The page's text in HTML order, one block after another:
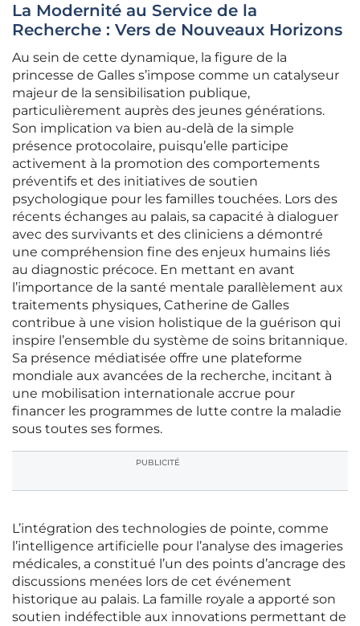
La Modernité au Service de la
Recherche : Vers de Nouveaux Horizons
Au sein de cette dynamique, la figure de la
princesse de Galles s’impose comme un catalyseur
majeur de la sensibilisation publique,
particulièrement auprès des jeunes générations.
Son implication va bien au-delà de la simple
présence protocolaire, puisqu’elle participe
activement à la promotion des comportements
préventifs et des initiatives de soutien
psychologique pour les familles touchées. Lors des
récents échanges au palais, sa capacité à dialoguer
avec des survivants et des cliniciens a démontré
une compréhension fine des enjeux humains liés
au diagnostic précoce. En mettant en avant
l’importance de la santé mentale parallèlement aux
traitements physiques, Catherine de Galles
contribue à une vision holistique de la guérison qui
inspire l’ensemble du système de soins britannique.
Sa présence médiatisée offre une plateforme
mondiale aux avancées de la recherche, incitant à
une mobilisation internationale accrue pour
financer les programmes de lutte contre la maladie
sous toutes ses formes.
PUBLICITÉ
L’intégration des technologies de pointe, comme
l’intelligence artificielle pour l’analyse des imageries
médicales, a constitué l’un des points d’ancrage des
discussions menées lors de cet événement
historique au palais. La famille royale a apporté son
soutien indéfectible aux innovations permettant de